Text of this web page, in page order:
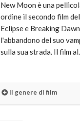
New Moon è una
ordine il secondo film
Eclipse e Breaking
l'abbandono del suo
sulla sua strada. Il film
Il genere di film